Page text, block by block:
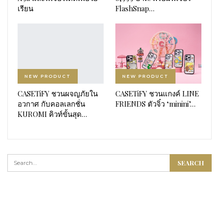
เรียน
FlashSnap…
NEW PRODUCT
CASETiFY ชวนผจญภัยใน
อวกาศ กับคอลเลกชั่น
KUROMI คิวท์ขั้นสุด…
NEW PRODUCT
CASETiFY ชวนแกงค์ LINE
FRIENDS ตัวจิ๋ว ‘minini’…